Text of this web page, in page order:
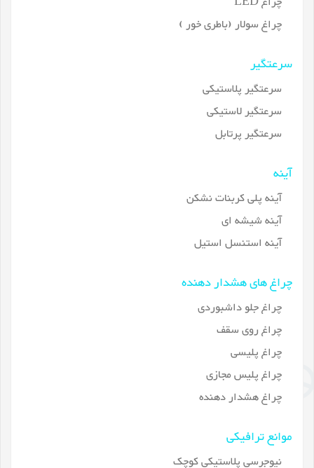
چراغ سولار (باطری خور )
سرعتگیر
سرعتگیر پلاستیکی
سرعتگیر لاستیکی
سرعتگیر پرتابل
آینه
آینه پلی کربنات نشکن
آینه شیشه ای
آینه استنسل استیل
چراغ های هشدار دهنده
چراغ جلو داشبوردی
چراغ روی سقف
چراغ پلیسی
چراغ پلیس مجازی
چراغ هشدار دهنده
موانع ترافیکی
نیوجرسی پلاستیکی کوچک